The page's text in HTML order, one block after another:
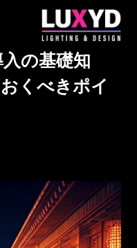
の基礎知
くべきポイ